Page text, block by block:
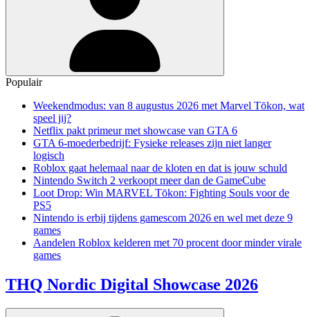
Populair
Weekendmodus: van 8 augustus 2026 met Marvel Tōkon, wat
speel jij?
Netflix pakt primeur met showcase van GTA 6
GTA 6-moederbedrijf: Fysieke releases zijn niet langer
logisch
Roblox gaat helemaal naar de kloten en dat is jouw schuld
Nintendo Switch 2 verkoopt meer dan de GameCube
Loot Drop: Win MARVEL Tōkon: Fighting Souls voor de
PS5
Nintendo is erbij tijdens gamescom 2026 en wel met deze 9
games
Aandelen Roblox kelderen met 70 procent door minder virale
games
THQ Nordic Digital Showcase 2026